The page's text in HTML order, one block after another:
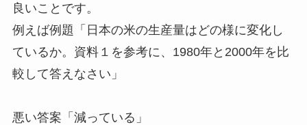
良いことです。
例えば例題「日本の米の生産量はどの様に変化し
ているか。資料１を参考に、1980年と2000年を比
較して答えなさい」
悪い答案「減っている」